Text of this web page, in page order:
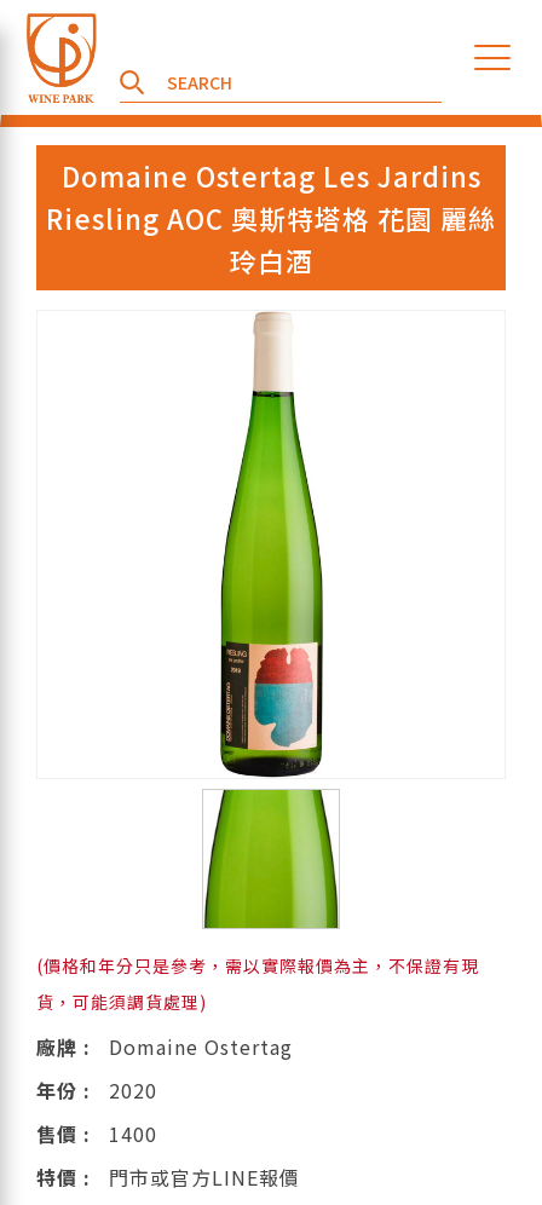
Domaine Ostertag Les Jardins
Riesling AOC 奧斯特塔格 花園 麗絲
玲白酒
(價格和年分只是參考，需以實際報價為主，不保證有現
貨，可能須調貨處理)
廠牌 :
Domaine Ostertag
年份 :
2020
售價 :
1400
特價 :
門市或官方LINE報價